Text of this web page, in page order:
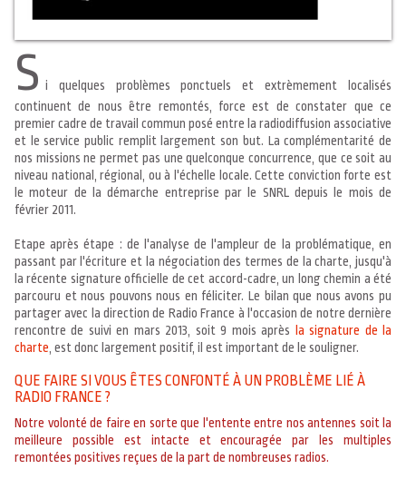
S i quelques problèmes ponctuels et extrèmement localisés
continuent de nous être remontés, force est de constater que ce
premier cadre de travail commun posé entre la radiodiffusion associative
et le service public remplit largement son but. La complémentarité de
nos missions ne permet pas une quelconque concurrence, que ce soit au
niveau national, régional, ou à l'échelle locale. Cette conviction forte est
le moteur de la démarche entreprise par le SNRL depuis le mois de
février 2011.
Etape après étape : de l'analyse de l'ampleur de la problématique, en
passant par l'écriture et la négociation des termes de la charte, jusqu'à
la récente signature officielle de cet accord-cadre, un long chemin a été
parcouru et nous pouvons nous en féliciter. Le bilan que nous avons pu
partager avec la direction de Radio France à l'occasion de notre dernière
rencontre de suivi en mars 2013, soit 9 mois après la signature de la
charte , est donc largement positif, il est important de le souligner.
QUE FAIRE SI VOUS ÊTES CONFONTÉ À UN PROBLÈME LIÉ À
RADIO FRANCE ?
Notre volonté de faire en sorte que l'entente entre nos antennes soit la
meilleure possible est intacte et encouragée par les multiples
remontées positives reçues de la part de nombreuses radios.